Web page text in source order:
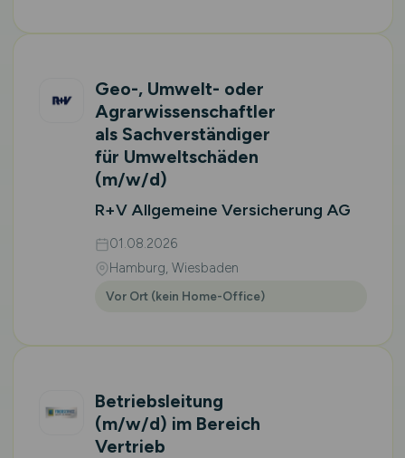
Geo-, Umwelt- oder
Agrarwissenschaftler
als Sachverständiger
für Umweltschäden
(m/w/d)
R+V Allgemeine Versicherung AG
01.08.2026
Hamburg, Wiesbaden
Vor Ort (kein Home-Office)
Betriebsleitung
(m/w/d) im Bereich
Vertrieb